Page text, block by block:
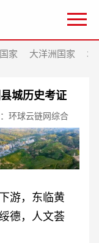
家 大洋洲国家 北
城历史考证
环球云链网综合
游，东临黄
德，人文荟